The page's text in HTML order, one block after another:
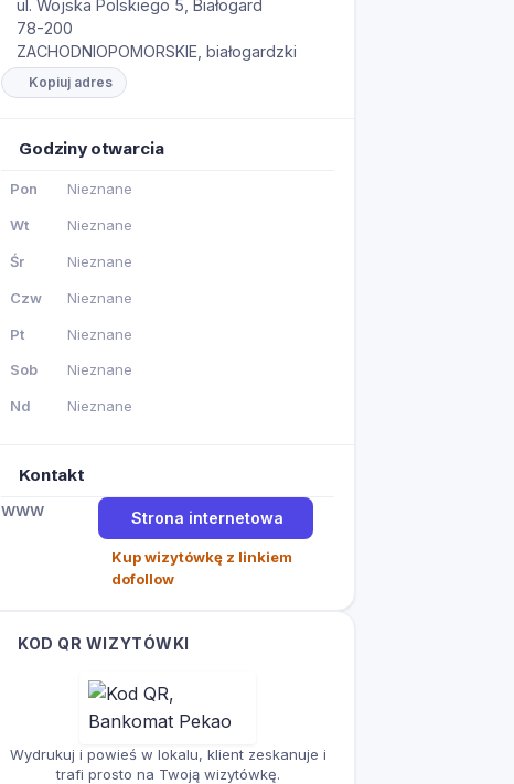
ul. Wojska Polskiego 5, Białogard
78-200
ZACHODNIOPOMORSKIE, białogardzki
Kopiuj adres
Godziny otwarcia
Pon Nieznane
Wt Nieznane
Śr Nieznane
Czw Nieznane
Pt Nieznane
Sob Nieznane
Nd Nieznane
Kontakt
WWW Strona internetowa
Kup wizytówkę z linkiem
dofollow
KOD QR WIZYTÓWKI
Wydrukuj i powieś w lokalu, klient zeskanuje i
trafi prosto na Twoją wizytówkę.